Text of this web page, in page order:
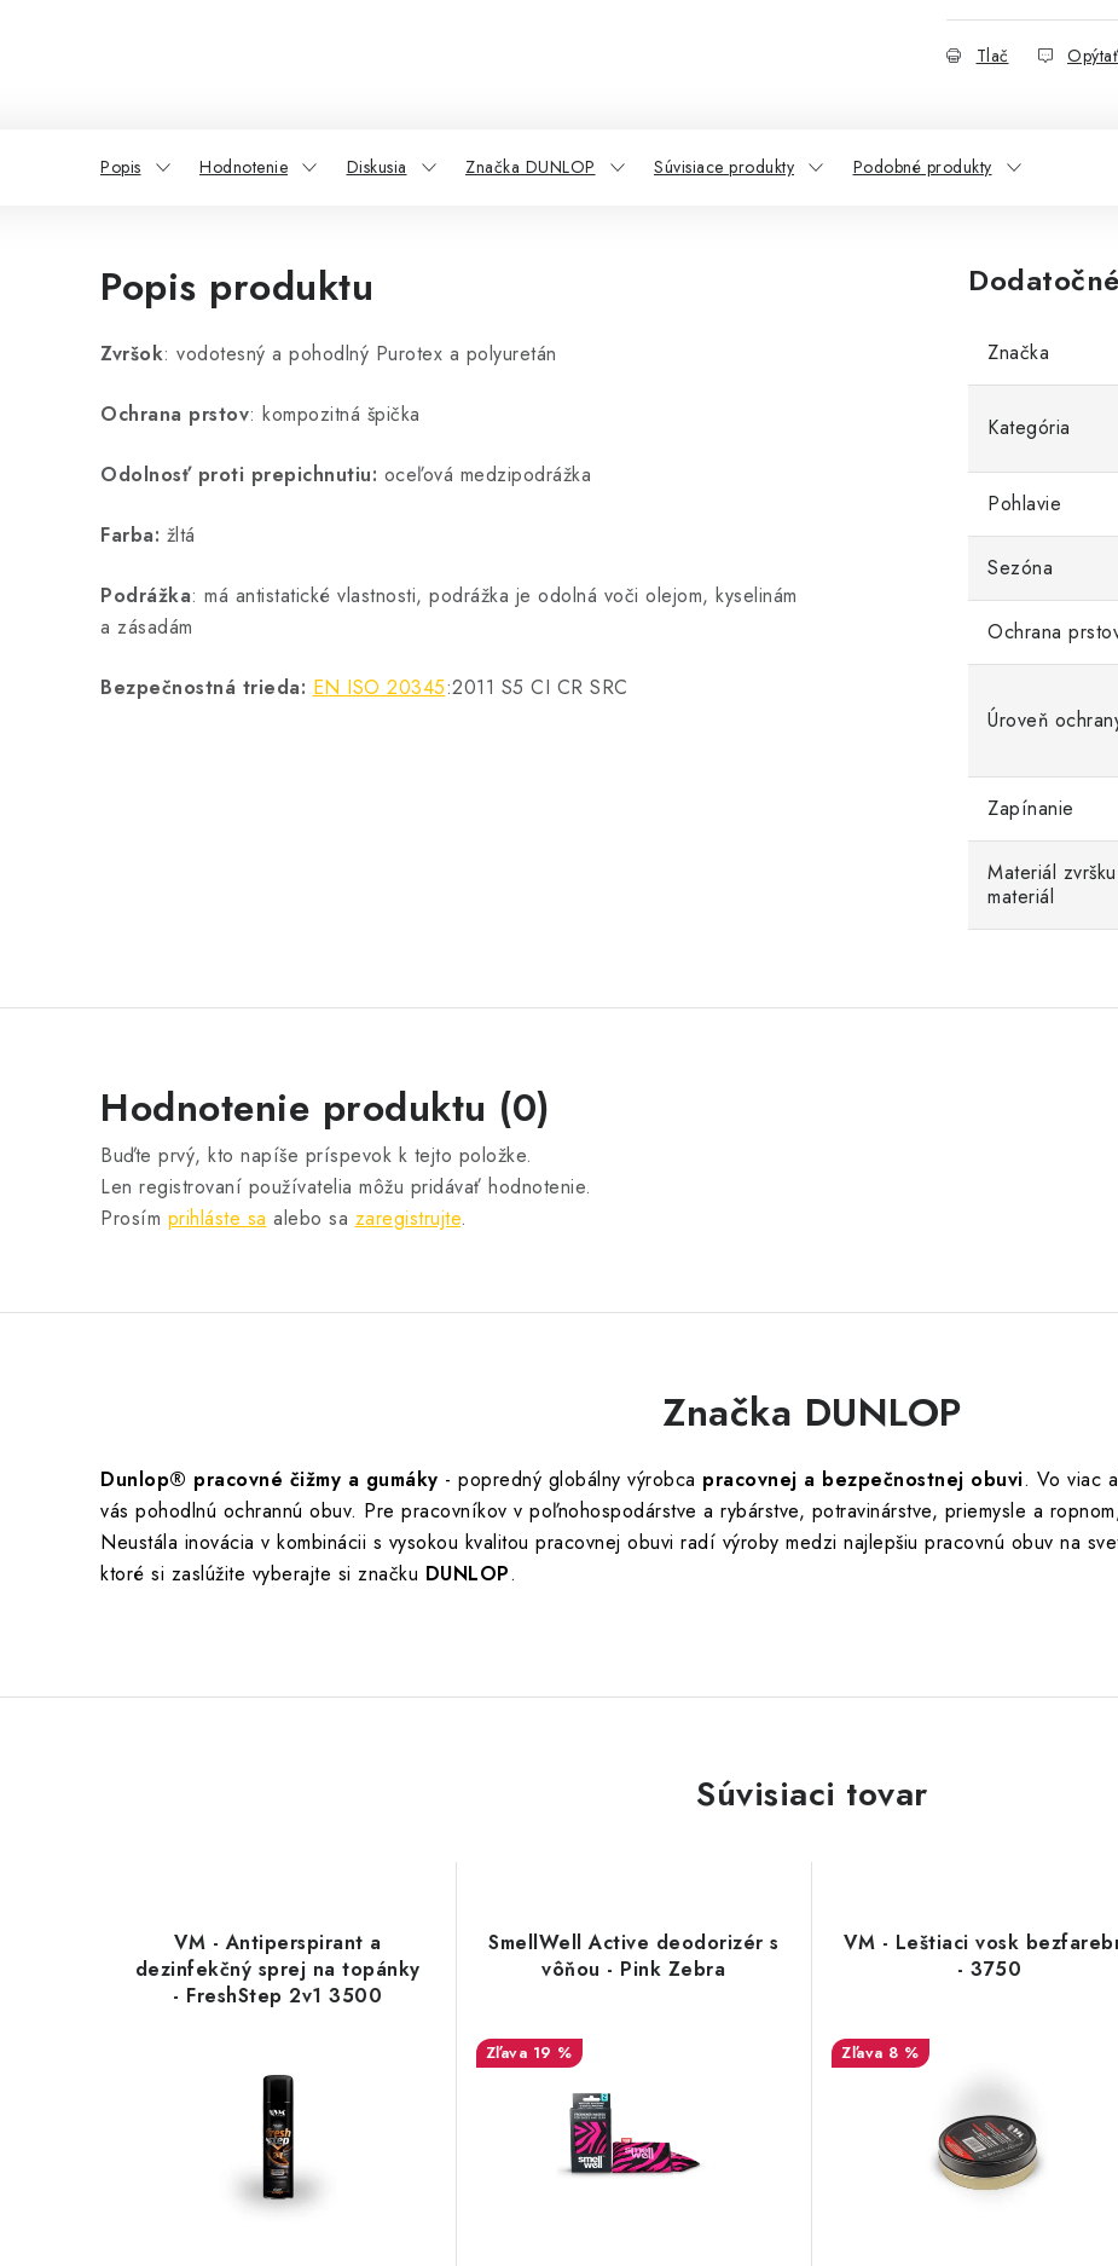
Tlač
Popis Hodnotenie Diskusia Značka DUNLOP Súvisiace produkty Podobné produkty
Popis produktu
Zvršok: vodotesný a pohodlný Purotex a polyuretán
Ochrana prstov: kompozitná špička
Odolnosť proti prepichnutiu: oceľová medzipodrážka
Farba: žltá
Podrážka: má antistatické vlastnosti, podrážka je odolná voči olejom, kyselinám
a zásadám
Bezpečnostná trieda: EN ISO 20345:2011 S5 CI CR SRC
Značka
Kategória
Pohlavie
Sezóna
Ochrana
Úroveň
Zapínanie
Materiál
materiál
Hodnotenie produktu (0)
Buďte prvý, kto napíše príspevok k tejto položke.
Len registrovaní používatelia môžu pridávať hodnotenie.
Prosím prihláste sa alebo sa zaregistrujte.
Značka DUNLOP
Dunlop® pracovné čižmy a gumáky - popredný globálny výrobca pracovnej a bezpečnostnej obuvi. Vo viac
vás pohodlnú ochrannú obuv. Pre pracovníkov v poľnohospodárstve a rybárstve, potravinárstve, priemysle a
Neustála inovácia v kombinácii s vysokou kvalitou pracovnej obuvi radí výroby medzi najlepšiu pracovnú obuv na
ktoré si zaslúžite vyberajte si značku DUNLOP.
Súvisiaci tovar
VM - Antiperspirant a
dezinfekčný sprej na topánky
- FreshStep 2v1 3500
SmellWell Active deodorizér s
vôňou - Pink Zebra
19 %
VM - Leštiaci vosk
- 3750
8 %